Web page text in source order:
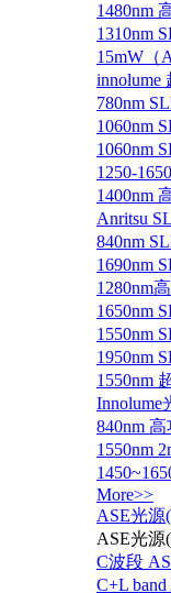
1480nm
1310nm
15mW（
innolume
780nm
1060nm
1060nm
1250-
1400nm
Anritsu
840nm
1690nm
1280nm
1650nm
1550nm
1950nm
1550nm
840nm
1550nm
More>>
ASE光源
ASE光源
C波段
C+L